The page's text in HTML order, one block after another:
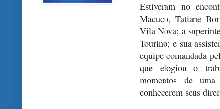
Estiveram no
Macuco, Tatiane
Vila Nova; a
Tourino; e sua
equipe comandada
que elogiou o
momentos de uma
conhecerem seus